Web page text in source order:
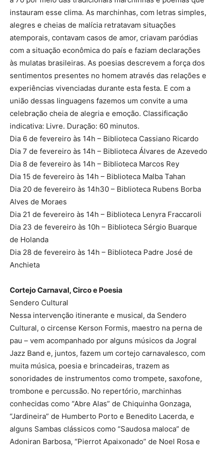
instauram esse clima. As marchinhas, com letras simples,
alegres e cheias de malícia retratavam situações
atemporais, contavam casos de amor, criavam paródias
com a situação econômica do país e faziam declarações
às mulatas brasileiras. As poesias descrevem a força dos
sentimentos presentes no homem através das relações e
experiências vivenciadas durante esta festa. E com a
união dessas linguagens fazemos um convite a uma
celebração cheia de alegria e emoção. Classificação
indicativa: Livre. Duração: 60 minutos.
Dia 6 de fevereiro às 14h – Biblioteca Cassiano Ricardo
Dia 7 de fevereiro às 14h – Biblioteca Álvares de Azevedo
Dia 8 de fevereiro às 14h – Biblioteca Marcos Rey
Dia 15 de fevereiro às 14h – Biblioteca Malba Tahan
Dia 20 de fevereiro às 14h30 – Biblioteca Rubens Borba
Alves de Moraes
Dia 21 de fevereiro às 14h – Biblioteca Lenyra Fraccaroli
Dia 23 de fevereiro às 10h – Biblioteca Sérgio Buarque
de Holanda
Dia 28 de fevereiro às 14h – Biblioteca Padre José de
Anchieta
Cortejo Carnaval, Circo e Poesia
Sendero Cultural
Nessa intervenção itinerante e musical, da Sendero
Cultural, o circense Kerson Formis, maestro na perna de
pau – vem acompanhado por alguns músicos da Jogral
Jazz Band e, juntos, fazem um cortejo carnavalesco, com
muita música, poesia e brincadeiras, trazem as
sonoridades de instrumentos como trompete, saxofone,
trombone e percussão. No repertório, marchinhas
conhecidas como “Abre Alas” de Chiquinha Gonzaga,
“Jardineira” de Humberto Porto e Benedito Lacerda, e
alguns Sambas clássicos como “Saudosa maloca” de
Adoniran Barbosa, “Pierrot Apaixonado” de Noel Rosa e